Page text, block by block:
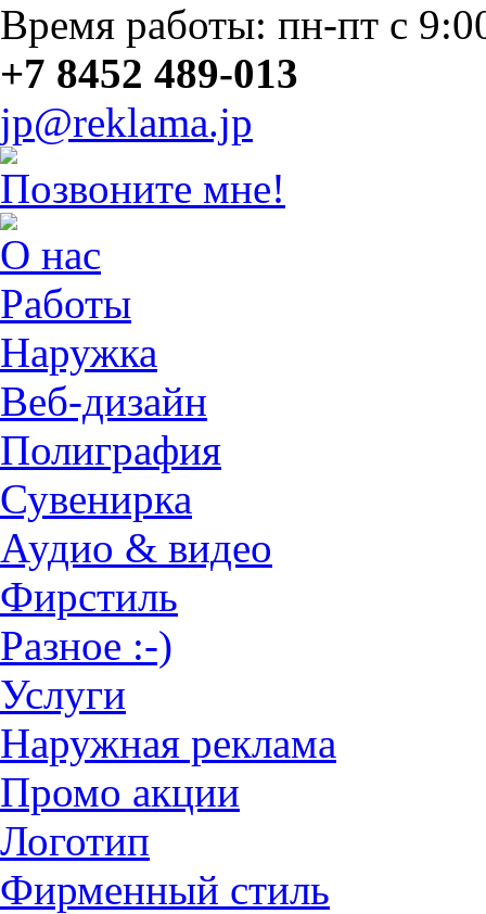
Время работы: пн-пт с
+7 8452 489-013
jp@reklama.jp
Позвоните мне!
О нас
Работы
Наружка
Веб-дизайн
Полиграфия
Сувенирка
Аудио & видео
Фирстиль
Разное :-)
Услуги
Наружная реклама
Промо акции
Логотип
Фирменный стиль